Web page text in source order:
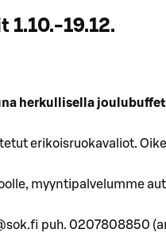
19.12.
herkullisella
erikoisruokavaliot.
myyntipalvelumme
puh. 0207808850